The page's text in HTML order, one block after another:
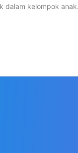
dalam kelompok anak.